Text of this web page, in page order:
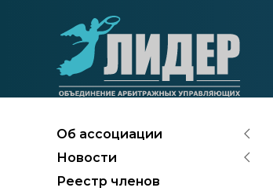
Об ассоциации
Новости
Реестр членов